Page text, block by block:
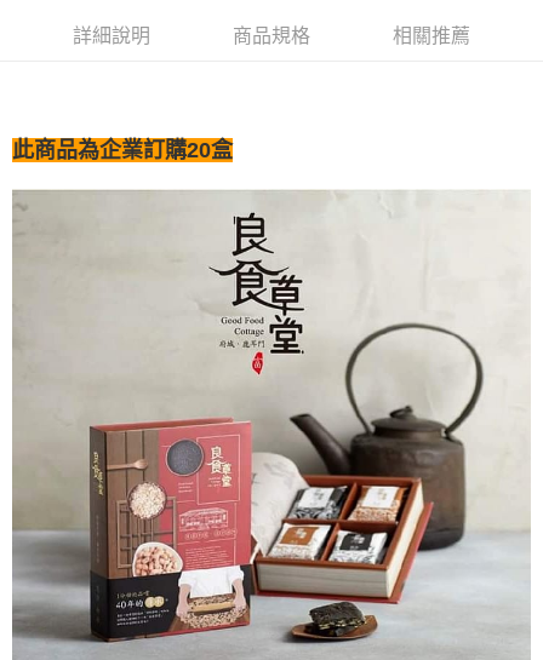
【「AFTEE先享後付」結帳流程】
３．收到繳費通知簡訊後14天內，點擊此簡訊中的連結，可透過四大超商／
ATM／網路銀行／等多元方式進行付款，方視為交易完成。
購買商品的店家。未經商家同意取消之訂單仍視為有效，需透過AFTEE先享
※ 交易是否成功請以「AFTEE先享後付 」之結帳頁面顯示為準，若有關於
是否繳費成功／繳費後需取消欲退款等相關疑問，請聯繫「AFTEE先享後付
https://netprotections.freshdesk.com/support/home
１．透過由恩沛科技股份有限公司提供之「AFTEE先享後付」服務完成之交
易，需依本服務之必要範圍內提供個人資料，並將交易相關給付款項請求債
２．關於個人資料處理事宜，請瀏覽以下網址：
https://aftee.tw/terms/#terms3
３．未成年的使用者請事先徵得法定代理人或監護人之同意方可使用
「AFTEE先享後付」，若未經同意申辦者引起之損失，本公司不負相關責
４．使用「AFTEE先享後付」時，將依據個別帳號之用戶狀況，依本公司即
時審查核予不同之上限額度；若仍有額度不足之情形，本公司將視審查結果
請求用戶進行身份認證。
５．嚴禁一人註冊多個帳號或使用他人資訊註冊。若發現惡意使用之情形，
恩沛科技股份有限公司將有權停止該用戶之使用額度並採取法律行動。
付款後全家取貨
每筆NT$60，滿NT$1,200(含以上)免運費
付款後7-11取貨
每筆NT$60，滿NT$1,200(含以上)免運費
每筆NT$150，滿NT$2,000(含以上)免運費
詳細說明 商品規格 相關推薦
此商品為企業訂購20盒